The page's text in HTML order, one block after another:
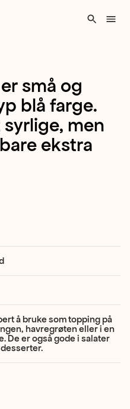
små og
blå farge.
men
ekstra
å bruke som topping på
havregrøten eller i en
De er også gode i salater